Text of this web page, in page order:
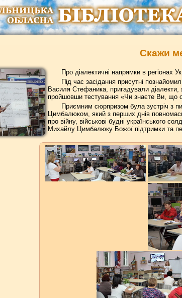
Скажи
Про діалектичні напрямки в регіонах
Під час засідання присутні
Василя Стефаника, пригадували діалекти,
пройшовши тестування «Чи знаєте Ви, що
Приємним сюрпризом була зустріч з
Цимбалюком, який з перших днів
про війну, військові будні українського
Михайлу Цимбалюку Божої підтримки та